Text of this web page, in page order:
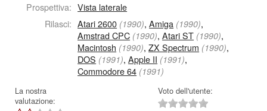
Prospettiva: Vista laterale
Rilasci: Atari 2600 (1990),Amiga (1990),
Amstrad CPC (1990),Atari ST (1990),
Macintosh (1990),ZX Spectrum (1990),
DOS (1991),Apple II (1991),
Commodore 64 (1991)
La nostra
valutazione:
Voto dell'utente: